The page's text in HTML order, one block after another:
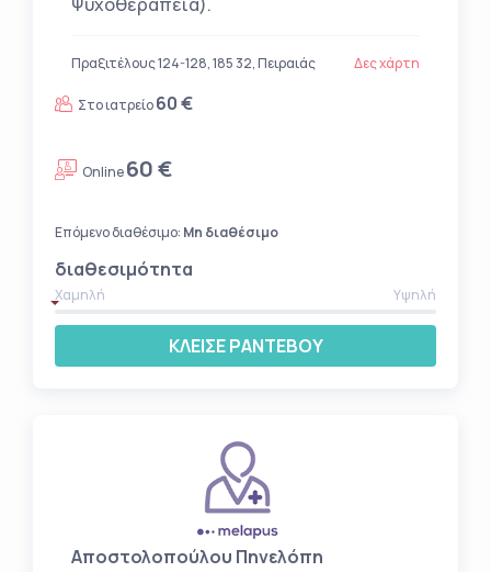
Πραξιτέλους 124-128, 185 32, Πειραιάς Δες χάρτη
ΚΛΕΙΣΕ ΡΑΝΤΕΒΟΥ
διαθεσιμότητα
Χαμηλή Υψηλή
Επόμενο διαθέσιμο: Μη διαθέσιμο
Online60 €
Στο ιατρείο60 €
Αποστολοπούλου Πηνελόπη